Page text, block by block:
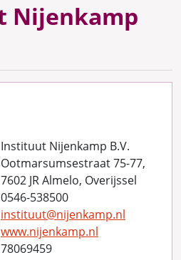
Nijenkamp
Instituut Nijenkamp B.V.
Ootmarsumsestraat 75-77,
7602 JR Almelo, Overijssel
0546-538500
instituut@nijenkamp.nl
www.nijenkamp.nl
78069459